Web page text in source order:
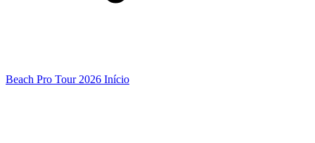
Beach Pro Tour 2026 Início